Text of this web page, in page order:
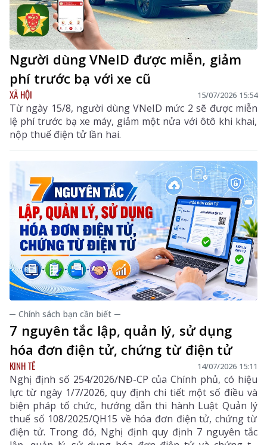
Người dùng VNeID được miễn, giảm
phí trước bạ với xe cũ
XÃ HỘI 15/07/2026 15:54
Từ ngày 15/8, người dùng VNeID mức 2 sẽ được miễn
lệ phí trước bạ xe máy, giảm một nửa với ôtô khi khai,
nộp thuế điện tử lần hai.
─ Chính sách bạn cần biết ─
7 nguyên tắc lập, quản lý, sử dụng
hóa đơn điện tử, chứng từ điện tử
KINH TẾ 14/07/2026 15:11
Nghị định số 254/2026/NĐ-CP của Chính phủ, có hiệu
lực từ ngày 1/7/2026, quy định chi tiết một số điều và
biện pháp tổ chức, hướng dẫn thi hành Luật Quản lý
thuế số 108/2025/QH15 về hóa đơn điện tử, chứng từ
điện tử. Trong đó, Nghị định quy định 7 nguyên tắc